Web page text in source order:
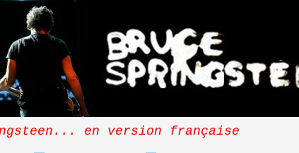
en version française